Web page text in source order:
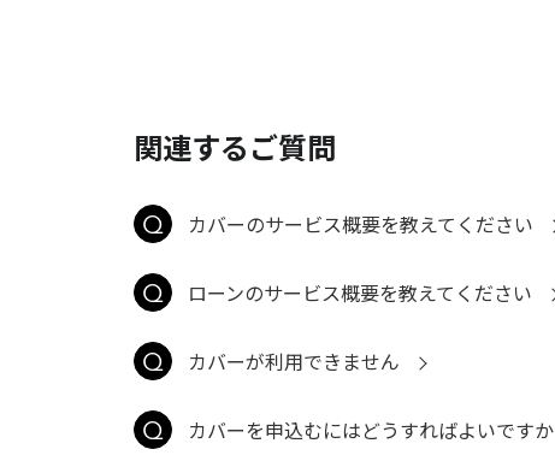
関連するご質問
カバーのサービス概要を教えてください
ローンのサービス概要を教えてください
カバーが利用できません
カバーを申込むにはどうすればよいですか